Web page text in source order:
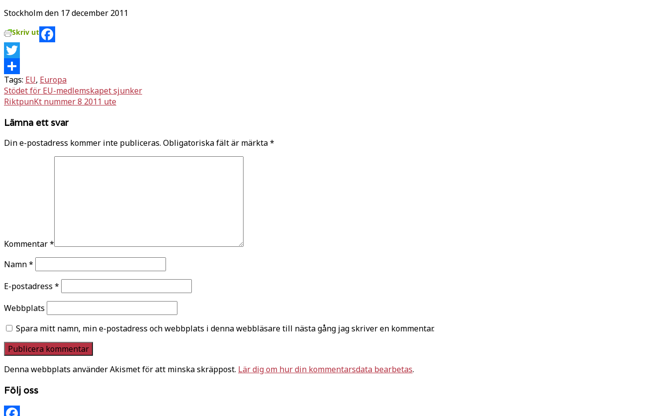
Stockholm den 17 december 2011
Skriv ut
Facebook
Twitter
Dela
Tags: EU, Europa
Inläggsnavigering
Stödet för EU-medlemskapet sjunker
RiktpunKt nummer 8 2011 ute
Lämna ett svar
Din e-postadress kommer inte publiceras. Obligatoriska fält är märkta*
Kommentar*
Namn*
E-postadress *
Webbplats
Spara mitt namn, min e-postadress och webbplats i denna webbläsare till nästa gång jag skriver en kommentar.
Denna webbplats använder Akismet för att minska skräppost. Lär dig om hur din kommentarsdata bearbetas.
Följ oss